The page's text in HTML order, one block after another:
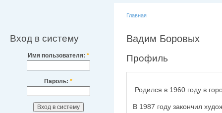
Вход в систему
Имя пользователя: *
Пароль: *
Главная
Вадим Боровых
Профиль
Родился в 1960 году в
В 1987 году закончил